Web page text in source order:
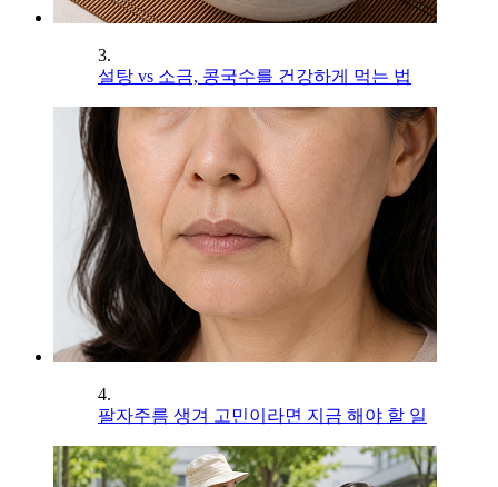
3.
설탕 vs 소금, 콩국수를 건강하게 먹는 법
4.
팔자주름 생겨 고민이라면 지금 해야 할 일